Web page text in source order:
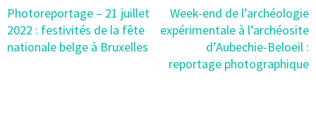
Post
navigation
Photoreportage – 21 juillet
2022 : festivités de la fête
nationale belge à Bruxelles
Week-end de l’archéologie
expérimentale à l’archéosite
d’Aubechie-Beloeil :
reportage photographique